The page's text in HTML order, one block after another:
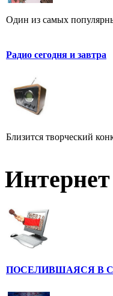
Один из самых
Радио сегодня и завтра
Близится творческий
ПОСЕЛИВШАЯСЯ В